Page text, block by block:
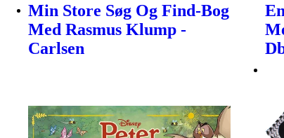
Min Store Søg Og Find-Bog
Med Rasmus Klump -
Carlsen